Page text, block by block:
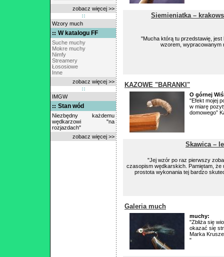
zobacz więcej >>
Wzory much
W katalogu FF
Suche muchy
Mokre muchy
Nimfy
Streamery
Łososiowe
Inne
zobacz więcej >>
IMGW
Stan wód
Niezbędny każdemu
wędkarzowi "na
rozjazdach"
zobacz więcej >>
Siemieniatka –
"Mucha którą tu przedstawię,
wzorem, wypracowanym
KAZOWE "BARANKI"
O górnej
"Efekt mojej
w miarę
domowego”
Skawica –
"Jej wzór po raz pierwszy
czasopism wędkarskich. Pamiętam, że
prostota wykonania tej bardzo
Galeria much
muchy:
"Zbliża się
okazać się
Marka
"